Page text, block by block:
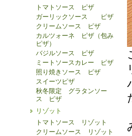
トマトソース ピザ
ガーリックソース ピザ
クリームソース ピザ
カルツォーネ ピザ（包み
ピザ）
バジルソース ピザ
ミートソースカレー ピザ
照り焼きソース ピザ
スイーツピザ
秋冬限定 グラタンソー
ス ピザ
リゾット
トマトソース リゾット
クリームソース リゾット